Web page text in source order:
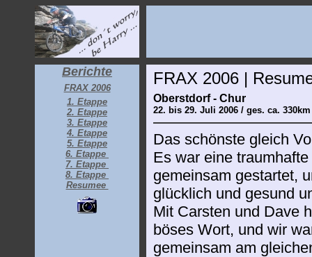
Berichte
FRAX 2006
1. Etappe
2. Etappe
3. Etappe
4. Etappe
5. Etappe
6. Etappe
7. Etappe
8. Etappe
Resumee
FRAX 2006 |
Oberstdorf - Chur
22. bis 29. Juli 2006 / ges. ca.
Das schönste gleich
Es war eine
gemeinsam gestartet,
glücklich und gesund
Mit Carsten und Dave
böses Wort, und wir
gemeinsam am